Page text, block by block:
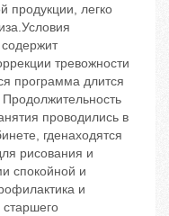
продукции, легко
тревожности
программа длится
проводились в
гденаходятся
рисования и
спокойной и
и
старшего